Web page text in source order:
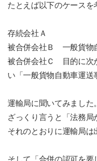
たとえば以下のケースを
存続会社Ａ
被合併会社Ｂ 一般貨物
被合併会社Ｃ 目的に次
い「一般貨物自動車運送
運輸局に聞いてみました。
ざっくり言うと「法務局
それのとおりに運輸局は
そして「合併の認可を